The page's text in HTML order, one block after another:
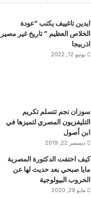
ايدين تاغييف يكتب “عودة
الخلاص العظيم ” تاريخ غير مصير
اذربيجا
يونيو 12, 2022
سوزان نجم تتسلم تكريم
التليفزيون المصري لتميزها في
ابن أصول
ديسمبر 22, 2019
كيف اختفت الدكتورة المصرية
مايا صبحي بعد حديث لها عن
الحروب البيولوجية
مايو 29, 2020